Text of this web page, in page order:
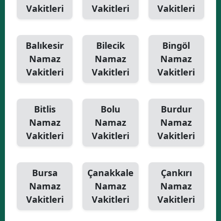
Vakitleri
Vakitleri
Vakitleri
Balıkesir
Namaz
Vakitleri
Bilecik
Namaz
Vakitleri
Bingöl
Namaz
Vakitleri
Bitlis
Namaz
Vakitleri
Bolu
Namaz
Vakitleri
Burdur
Namaz
Vakitleri
Bursa
Namaz
Vakitleri
Çanakkale
Namaz
Vakitleri
Çankırı
Namaz
Vakitleri